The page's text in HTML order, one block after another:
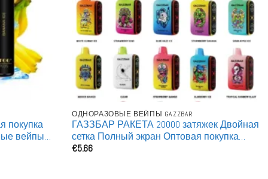
покупка
вейпы
ОДНОРАЗОВЫЕ ВЕЙПЫ GAZZBAR
ГАЗЗБАР РАКЕТА 20000 затяжек Двойная
сетка Полный экран Оптовая покупка
Заряжаемые Одноразовые вейпы
€5.66